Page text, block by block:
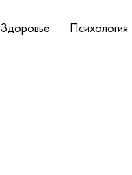
Здоровье Психология